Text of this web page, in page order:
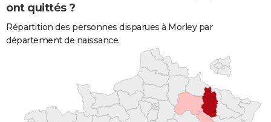
ont quittés ?
Répartition des personnes disparues à Morley par
département de naissance.